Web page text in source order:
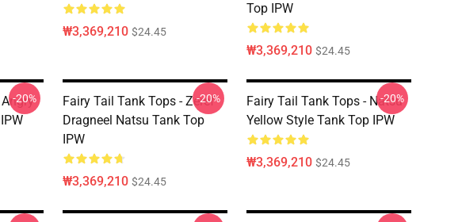
₩3,369,210 $24.45
Top IPW
₩3,369,210 $24.45
-20%
Fairy Tail Tank Tops - Zeref
Dragneel Natsu Tank Top
IPW
₩3,369,210 $24.45
-20%
Fairy Tail Tank Tops - Natsu
Yellow Style Tank Top IPW
₩3,369,210 $24.45
-20%